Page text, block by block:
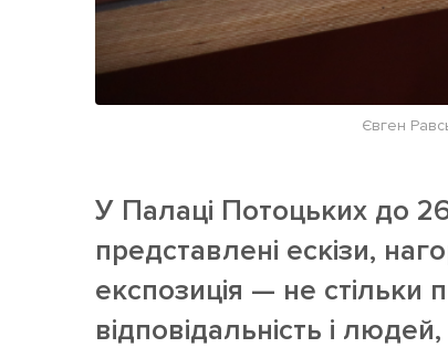
Євген
У Палаці Потоцьких до
представлені ескізи,
експозиція — не стільки
відповідальність і